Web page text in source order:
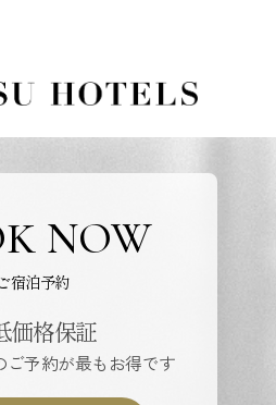
NOW
ご宿泊予約
価格保証
ご予約が最もお得です